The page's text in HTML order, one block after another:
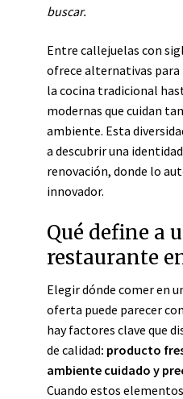
buscar.
Entre callejuelas con
ofrece alternativas para
la cocina tradicional
modernas que cuidan
ambiente. Esta
a descubrir una
renovación, donde lo
innovador.
Qué define a
restaurante
Elegir dónde comer en
oferta puede parecer
hay factores clave que
de calidad: producto
ambiente cuidado y
Cuando estos